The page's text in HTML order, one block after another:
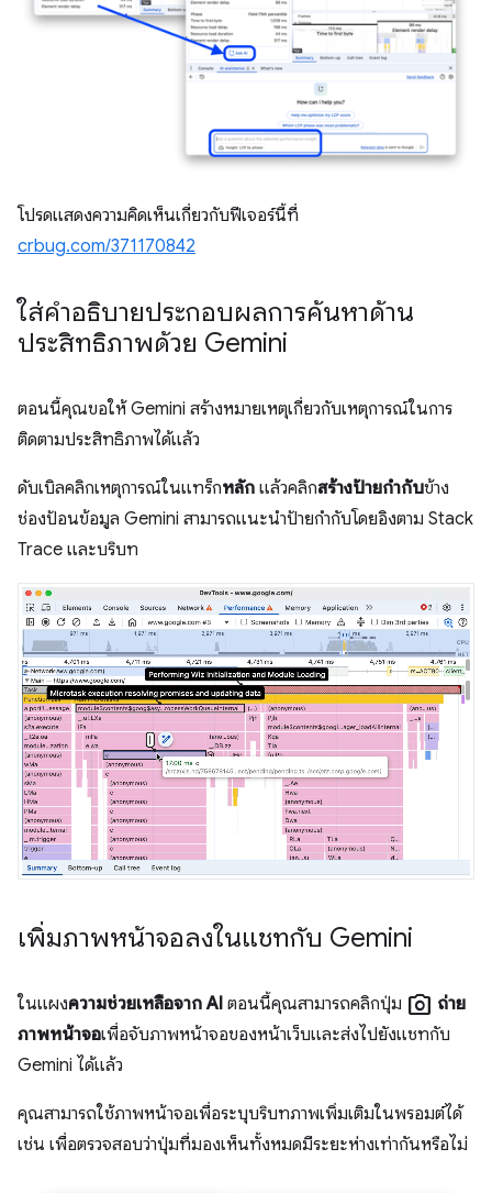
โปรดแสดงความคิดเห็นเกี่ยวกับฟีเจอร์นี้ที่
crbug.com/371170842
ใส่คำอธิบายประกอบผลการค้นหาด้าน
ประสิทธิภาพด้วย Gemini
ตอนนี้คุณขอให้ Gemini สร้างหมายเหตุเกี่ยวกับเหตุการณ์ในการ
ติดตามประสิทธิภาพได้แล้ว
ดับเบิลคลิกเหตุการณ์ในแทร็กหลัก แล้วคลิกสร้างป้ายกำกับข้าง
ช่องป้อนข้อมูล Gemini สามารถแนะนำป้ายกำกับโดยอิงตาม Stack
Trace และบริบท
เพิ่มภาพหน้าจอลงในแชทกับ Gemini
ในแผงความช่วยเหลือจาก AI ตอนนี้คุณสามารถคลิกปุ่ม photo_camera ถ่าย
ภาพหน้าจอเพื่อจับภาพหน้าจอของหน้าเว็บและส่งไปยังแชทกับ
Gemini ได้แล้ว
คุณสามารถใช้ภาพหน้าจอเพื่อระบุบริบทภาพเพิ่มเติมในพรอมต์ได้
เช่น เพื่อตรวจสอบว่าปุ่มที่มองเห็นทั้งหมดมีระยะห่างเท่ากันหรือไม่